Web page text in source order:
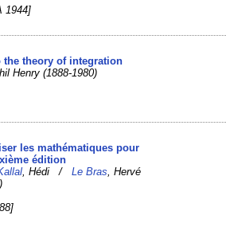
1944]
theory of integration
Henry (1888-1980)
les mathématiques pour
édition
, Hédi /Le Bras , Hervé